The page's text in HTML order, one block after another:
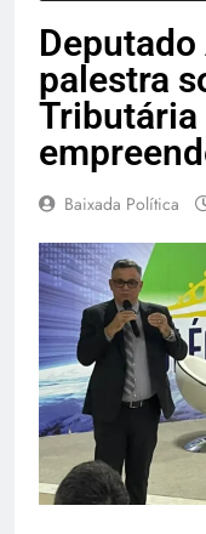
palestra
Tributária
Baixada Política